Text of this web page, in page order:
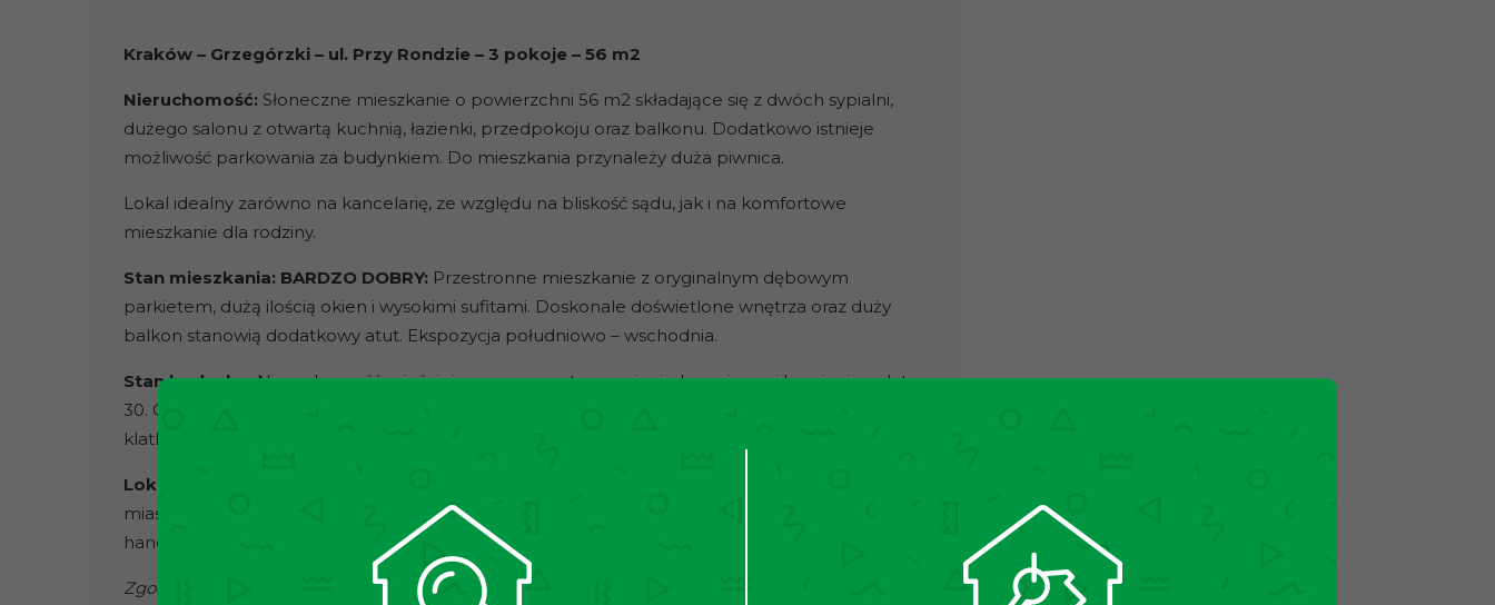
Kraków – Grzegórzki – ul. Przy Rondzie – 3 pokoje – 56 m2
Nieruchomość: Słoneczne mieszkanie o powierzchni 56 m2 składające się z dwóch sypialni,
dużego salonu z otwartą kuchnią, łazienki, przedpokoju oraz balkonu. Dodatkowo istnieje
możliwość parkowania za budynkiem. Do mieszkania przynależy duża piwnica.
Lokal idealny zarówno na kancelarię, ze względu na bliskość sądu, jak i na komfortowe
mieszkanie dla rodziny.
Stan mieszkania: BARDZO DOBRY: Przestronne mieszkanie z oryginalnym dębowym
parkietem, dużą ilością okien i wysokimi sufitami. Doskonale doświetlone wnętrza oraz duży
balkon stanowią dodatkowy atut. Ekspozycja południowo – wschodnia.
Stan budynku:Nieruchomość mieści się w wyremontowanej międzywojennej kamienicy z lat
30. Cały kompleks bardzo zadbany, systematycznie i skrupulatnie sprzątany. Budynek oraz
klatka schodowa zostały odnowione.
Lokalizacja:
miasta, bezpośrednio obok ronda Mogilskiego. W pobliżu pełna infrastruktura usługowo
handlowa: liczne sklepy, punkty usługowe, szkoły, przedszkola, żłobek, uczelnie wyższe.
Zgodnie z ustawą o gospodarce nieruchomościami Rozdział 2, Art. 180, pkt 3. przed oglądnięciem